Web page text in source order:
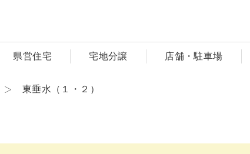
県営住宅 宅地分譲 店舗・駐車場
東垂水（１・２）